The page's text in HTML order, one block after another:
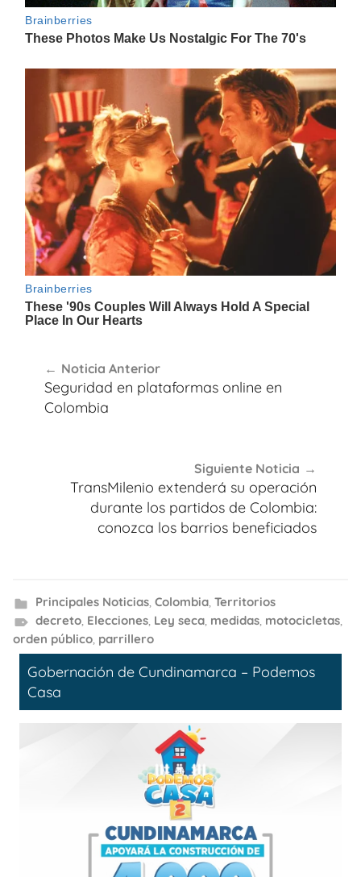
de
entradas
Noticia Anterior
Seguridad en plataformas online en
Colombia
Siguiente Noticia
TransMilenio extenderá su operación
durante los partidos de Colombia:
conozca los barrios beneficiados
Principales Noticias, Colombia, Territorios
decreto, Elecciones, Ley seca, medidas, motocicletas,
orden público, parrillero
Gobernación de Cundinamarca – Podemos
Casa